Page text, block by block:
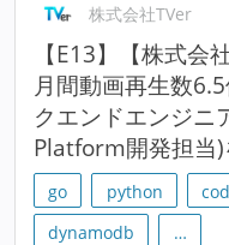
株式会社TVer
【E13】【株式会
月間動画再生数
クエンドエンジ
Platform開発担当)
go python
dynamodb
…